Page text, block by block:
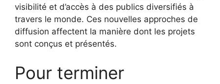
visibilité et d’accès à des publics diversifiés à
travers le monde. Ces nouvelles approches de
diffusion affectent la manière dont les projets
sont conçus et présentés.
Pour terminer